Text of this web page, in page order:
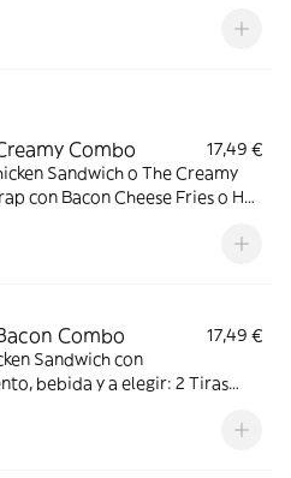
Combo
17,49 €
Sandwich o The Creamy
con Bacon Cheese Fries o Hot
Combo
17,49 €
Sandwich con
bebida y a elegir: 2 Tiras
para los que creen que todo